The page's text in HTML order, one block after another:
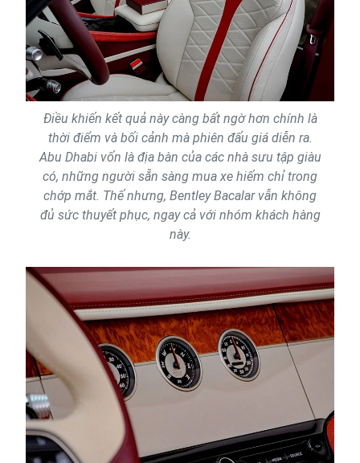
Điều khiến kết quả này càng bất ngờ hơn chính là
thời điểm và bối cảnh mà phiên đấu giá diễn ra.
Abu Dhabi vốn là địa bàn của các nhà sưu tập giàu
có, những người sẵn sàng mua xe hiếm chỉ trong
chớp mắt. Thế nhưng, Bentley Bacalar vẫn không
đủ sức thuyết phục, ngay cả với nhóm khách hàng
này.